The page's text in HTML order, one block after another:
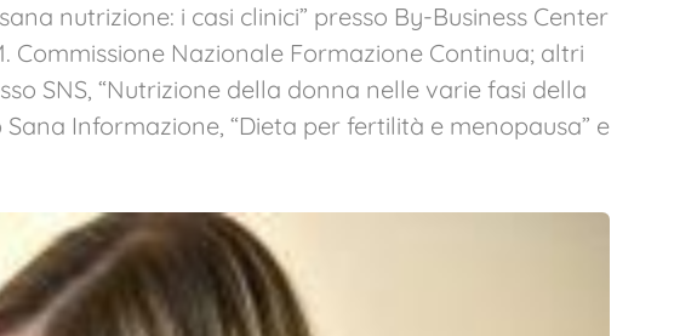
nutrizione: i casi clinici” presso By-Business Center
Commissione Nazionale Formazione Continua; altri
SNS, “Nutrizione della donna nelle varie fasi della
Informazione, “Dieta per fertilità e menopausa” e